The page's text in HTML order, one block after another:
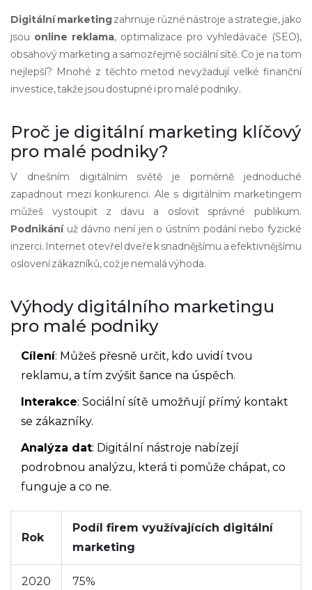
Digitální marketingzahrnuje různé nástroje a strategie, jako
jsou online reklama, optimalizace pro vyhledávače (SEO),
obsahový marketing a samozřejmě sociální sítě. Co je na tom
nejlepší? Mnohé z těchto metod nevyžadují velké finanční
investice, takže jsou dostupné i pro malé podniky.
Proč je digitální marketing klíčový
pro malé podniky?
V dnešním digitálním světě je poměrně jednoduché
zapadnout mezi konkurenci. Ale s digitálním marketingem
můžeš vystoupit z davu a oslovit správné publikum.
Podnikáníuž dávno není jen o ústním podání nebo fyzické
inzerci. Internet otevřel dveře k snadnějšímu a efektivnějšímu
oslovení zákazníků, což je nemalá výhoda.
Výhody digitálního marketingu
pro malé podniky
Cílení: Můžeš přesně určit, kdo uvidí tvou
reklamu, a tím zvýšit šance na úspěch.
Interakce: Sociální sítě umožňují přímý kontakt
se zákazníky.
Analýza dat: Digitální nástroje nabízejí
podrobnou analýzu, která ti pomůže chápat, co
funguje a co ne.
Rok
Podíl firem využívajících digitální
marketing
2020 75%